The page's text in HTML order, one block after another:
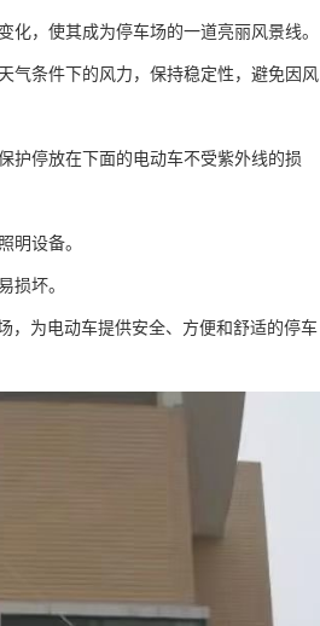
，使其成为停车场的一道亮丽风景线。
气条件下的风力，保持稳定性，避免因风
护停放在下面的电动车不受紫外线的损
明设备。
损坏。
，为电动车提供安全、方便和舒适的停车